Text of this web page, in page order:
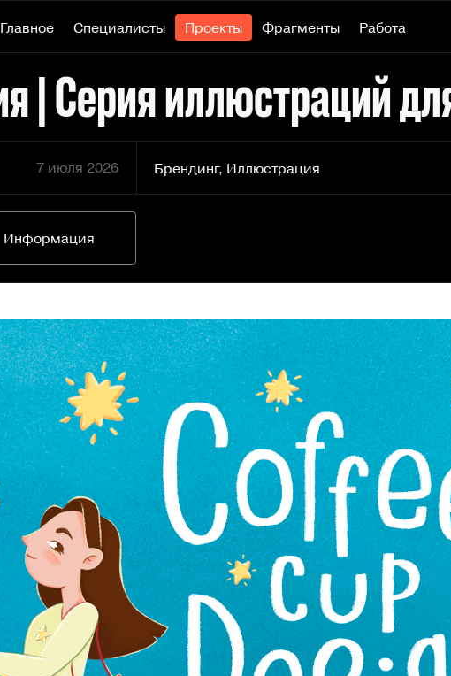
Главное Специалисты Проекты Фрагменты Работа
7 июля 2026 Брендинг, Иллюстрация
Информация